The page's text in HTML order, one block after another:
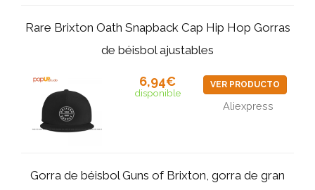
Rare Brixton Oath Snapback Cap Hip Hop Gorras
de béisbol ajustables
6,94€
disponible
VER PRODUCTO
Aliexpress
Gorra de béisbol Guns of Brixton, gorra de gran